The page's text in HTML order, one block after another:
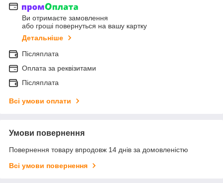
Ви отримаєте замовлення
або гроші повернуться на вашу картку
Детальніше
Післяплата
Оплата за реквізитами
Післяплата
Всі умови оплати
Умови повернення
Повернення товару впродовж 14 днів за домовленістю
Всі умови повернення